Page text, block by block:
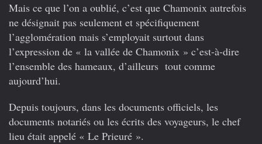
Mais ce que l’on a oublié, c’est que Chamonix autrefois
ne désignait pas seulement et spécifiquement
l’agglomération mais s’employait surtout dans
l’expression de « la vallée de Chamonix » c’est-à-dire
l’ensemble des hameaux, d’ailleurs tout comme
aujourd’hui.
Depuis toujours, dans les documents officiels, les
documents notariés ou les écrits des voyageurs, le chef
lieu était appelé « Le Prieuré ».